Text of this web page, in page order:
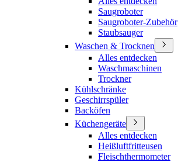
Saugroboter
Saugroboter-Zubehör
Staubsauger
Waschen & Trocknen
Alles entdecken
Waschmaschinen
Trockner
Kühlschränke
Geschirrspüler
Backöfen
Küchengeräte
Alles entdecken
Heißluftfritteusen
Fleischthermometer